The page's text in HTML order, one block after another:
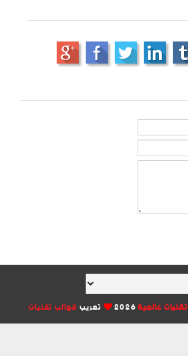
تقنيات عالمية2026 تعريبقوالب تقنيات